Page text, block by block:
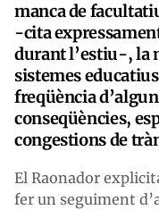
manca de
-cita
durant l’estiu-, la
sistemes
freqüència
conseqüències,
congestions de
El Raonador
fer un seguiment